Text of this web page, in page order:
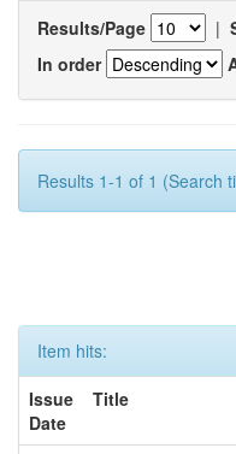
Results/Page |
In order
Results 1-1 of 1 (Search
Item hits:
Issue
Date
Title